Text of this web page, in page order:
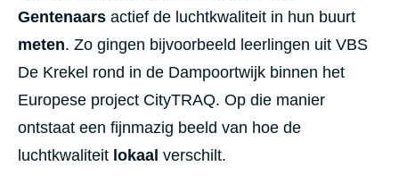
Gentenaars actief de luchtkwaliteit in hun buurt
meten. Zo gingen bijvoorbeeld leerlingen uit VBS
De Krekel rond in de Dampoortwijk binnen het
Europese project CityTRAQ. Op die manier
ontstaat een fijnmazig beeld van hoe de
luchtkwaliteit lokaal verschilt.